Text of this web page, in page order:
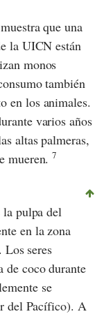
que una
la UICN están
monos
también
en los animales.
varios años
altas palmeras,
mueren.7
pulpa del
en la zona
Los seres
de coco durante
se
del Pacífico). A